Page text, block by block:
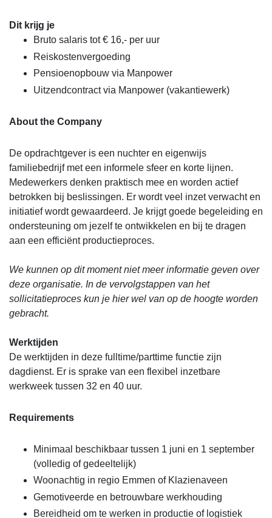
Dit krijg je
Bruto salaris tot € 16,- per uur
Reiskostenvergoeding
Pensioenopbouw via Manpower
Uitzendcontract via Manpower (vakantiewerk)
About the Company
De opdrachtgever is een nuchter en eigenwijs
familiebedrijf met een informele sfeer en korte lijnen.
Medewerkers denken praktisch mee en worden actief
betrokken bij beslissingen. Er wordt veel inzet verwacht en
initiatief wordt gewaardeerd. Je krijgt goede begeleiding en
ondersteuning om jezelf te ontwikkelen en bij te dragen
aan een efficiënt productieproces.
We kunnen op dit moment niet meer informatie geven over
deze organisatie. In de vervolgstappen van het
sollicitatieproces kun je hier wel van op de hoogte worden
gebracht.
Werktijden
De werktijden in deze fulltime/parttime functie zijn
dagdienst. Er is sprake van een flexibel inzetbare
werkweek tussen 32 en 40 uur.
Requirements
Minimaal beschikbaar tussen 1 juni en 1 september
(volledig of gedeeltelijk)
Woonachtig in regio Emmen of Klazienaveen
Gemotiveerde en betrouwbare werkhouding
Bereidheid om te werken in productie of logistiek